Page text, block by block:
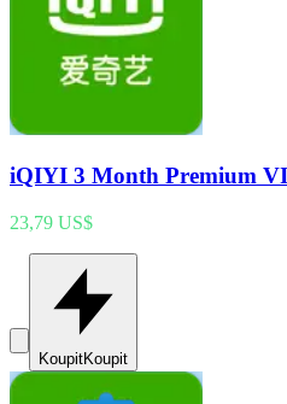
iQIYI 3 Month Premium
23,79 US$
KoupitKoupit